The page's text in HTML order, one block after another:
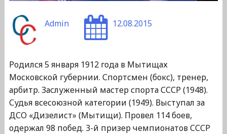
Admin 12.08.2015
Родился 5 января 1912 года в Мытищах
Московской губернии. Спортсмен (бокс), тренер,
арбитр. Заслуженный мастер спорта СССР (1948).
Судья всесоюзной категории (1949). Выступал за
ДСО «Дизелист» (Мытищи). Провел 114 боев,
одержал 98 побед. 3-й призер чемпионатов СССР